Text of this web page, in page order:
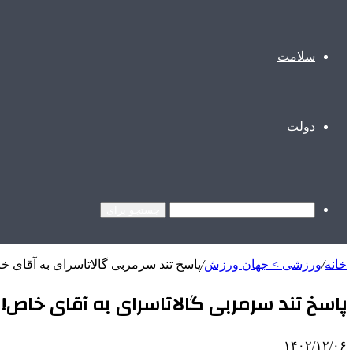
سلامت
دولت
خانه/ورزشی > جهان ورزش/پاسخ تند سرمربی گالاتاسرای به آقای
پاسخ تند سرمربی گالاتاسرای به آقای خاص!
۱۴۰۲/۱۲/۰۶